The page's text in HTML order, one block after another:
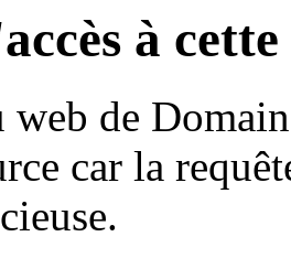
à
web de
car la